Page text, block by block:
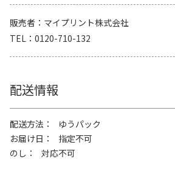
販売者
マイプリント株式会社
TEL
0120-710-132
配送情報
配送方法
ゆうパック
お届け日
指定不可
のし
対応不可